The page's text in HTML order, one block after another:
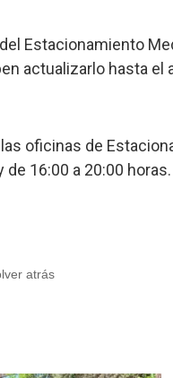
Estacionamiento
actualizarlo hasta el
oficinas de
de 16:00 a 20:00 horas.
atrás